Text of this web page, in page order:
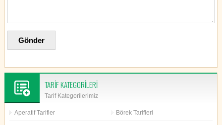
TARİF KATEGORİLERİ
Tarif Kategorilerimiz
Aperatif Tarifler Börek Tarifleri